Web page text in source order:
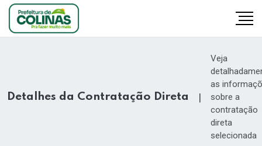
Detalhes da Contratação Direta |
Veja
as
sobre a
contratação
direta
selecionada